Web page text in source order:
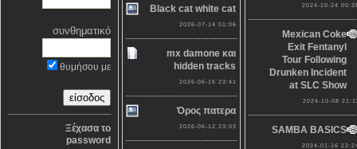
συνθηματικό
θυμήσου με
Ξέχασα το
password
Black cat white cat
2026-07-14 01:06
mx damone και
hidden tracks
2026-06-15 23:41
Όρος πατερα
2026-06-12 23:03
2024-10-24
Mexican Coke
Exit Fentanyl
Tour Following
Drunken Incident
at SLC Show
2024-10-08
SAMBA BASICS
2024-01-16